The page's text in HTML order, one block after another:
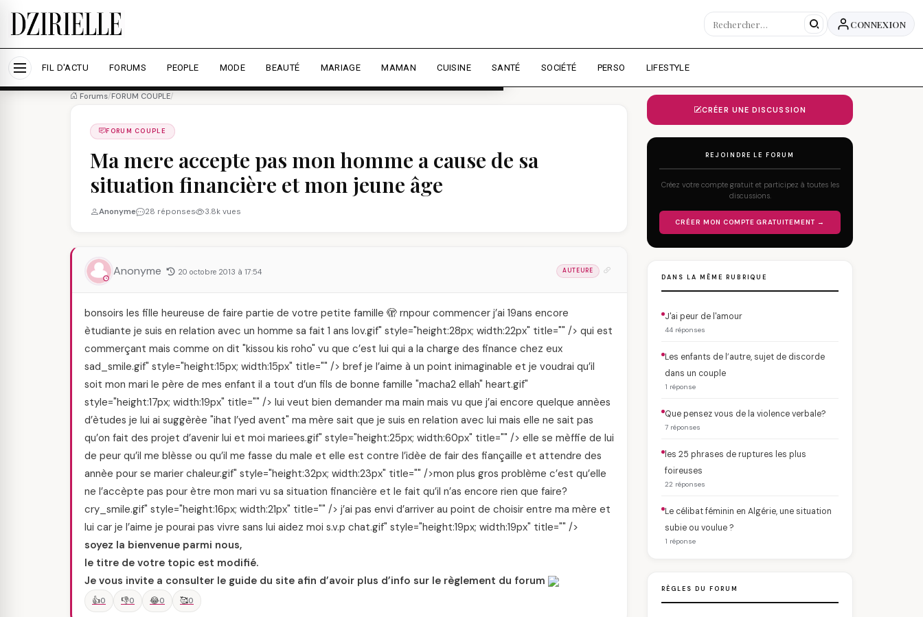
Nous utilisons des cookies pour améliorer votre expérience et mesurer l'audience.
Accepter tout Personnaliser
CONNEXION
FIL D'ACTU FORUMS PEOPLE MODE BEAUTÉ MARIAGE MAMAN CUISINE SANTÉ SOCIÉTÉ PERSO LIFESTYLE
Forums/FORUM COUPLE/
FORUM COUPLE
Ma mere accepte pas mon homme a cause de sa
situation financière et mon jeune âge
Anonyme 28 réponses 3.8k vues
Anonyme 20 octobre 2013 à 17:54 AUTEURE
bonsoirs les fille heureuse de faire partie de votre petite famille 🫣 rnpour commencer j’ai 19ans encore
ètudiante je suis en relation avec un homme sa fait 1 ans lov.gif" style="height:28px; width:22px" title="" /> qui est
commerçant mais comme on dit "kissou kis roho" vu que c’est lui qui a la charge des finance chez eux
sad_smile.gif" style="height:15px; width:15px" title="" /> bref je l’aime à un point inimaginable et je voudrai qu’il
soit mon mari le père de mes enfant il a tout d’un fils de bonne famille "macha2 ellah" heart.gif"
style="height:17px; width:19px" title="" /> lui veut bien demander ma main mais vu que j’ai encore quelque annèes
d’ètudes je lui ai suggèrèe "ihat l’yed avent" ma mère sait que je suis en relation avec lui mais elle ne sait pas
qu’on fait des projet d’avenir lui et moi mariees.gif" style="height:25px; width:60px" title="" /> elle se mèffie de lui
de peur qu’il me blèsse ou qu’il me fasse du male et elle est contre l’idèe de fair des fiançaille et attendre des
annèe pour se marier chaleur.gif" style="height:32px; width:23px" title="" />mon plus gros problème c’est qu’elle
ne l’accèpte pas pour ètre mon mari vu sa situation financière et le fait qu’il n’as encore rien que faire?
cry_smile.gif" style="height:16px; width:21px" title="" /> j’ai pas envi d’arriver au point de choisir entre ma mère et
lui car je l’aime je pourai pas vivre sans lui aidez moi s.v.p chat.gif" style="height:19px; width:19px" title="" />
soyez la bienvenue parmi nous,
le titre de votre topic est modifié.
Je vous invite a consulter le guide du site afin d’avoir plus d’info sur le règlement du forum
👍0 👎0 😂0 🥰0
CRÉER UNE DISCUSSION
REJOINDRE LE FORUM
Créez votre compte gratuit et participez à toutes les
discussions.
CRÉER MON COMPTE GRATUITEMENT →
DANS LA MÊME RUBRIQUE
J'ai peur de l'amour
44 réponses
Les enfants de l’autre, sujet de discorde
dans un couple
1 réponse
Que pensez vous de la violence verbale?
7 réponses
les 25 phrases de ruptures les plus
foireuses
22 réponses
Le célibat féminin en Algérie, une situation
subie ou voulue ?
1 réponse
RÈGLES DU FORUM